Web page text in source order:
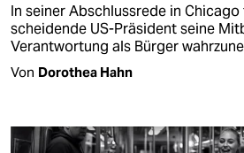
In seiner Abschlussrede in
scheidende US-Präsident seine
Verantwortung als Bürger
Von Dorothea Hahn